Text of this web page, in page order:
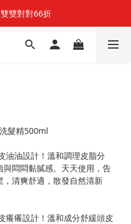
享100元優惠金
雙對對66折
享100元優惠金
髮精500ml
油油設計！溫和調理皮脂分
悶悶黏膩感。天天使用，告
清爽舒適，散發自然清新
癢癢設計！溫和成分舒緩頭皮